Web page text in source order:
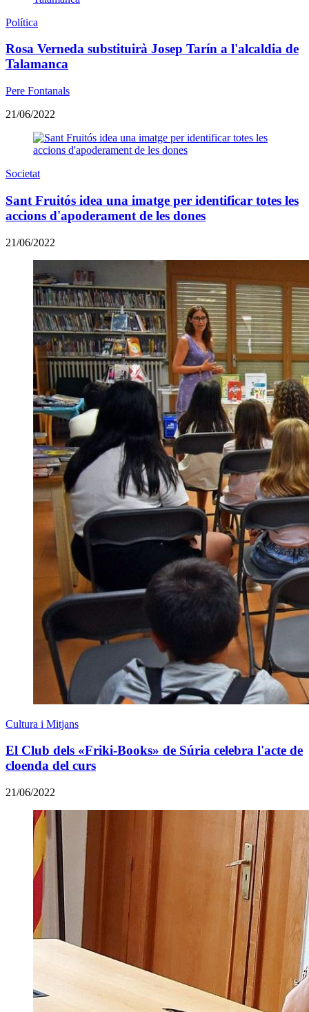
Política
Rosa Verneda substituirà Josep Tarín a l'alcaldia de
Talamanca
Pere Fontanals
21/06/2022
Societat
Sant Fruitós idea una imatge per identificar totes les
accions d'apoderament de les dones
21/06/2022
Cultura i Mitjans
El Club dels «Friki-Books» de Súria celebra l'acte de
cloenda del curs
21/06/2022